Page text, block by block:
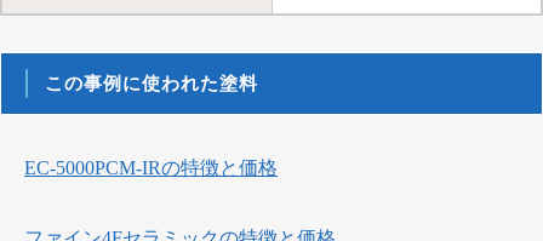
この事例に使われた塗料
EC-5000PCM-IRの特徴と価格